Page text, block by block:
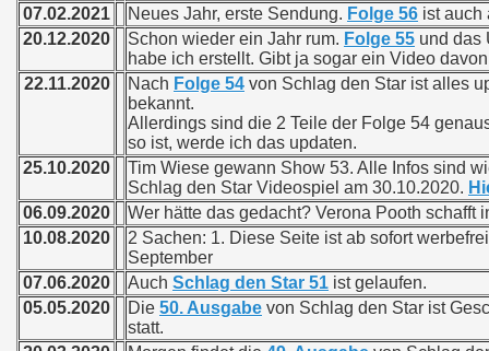
07.02.2021 Neues Jahr, erste Sendung. Folge 56 ist auch
20.12.2020
Schon wieder ein Jahr rum. Folge 55 und das
habe ich erstellt. Gibt ja sogar ein Video
22.11.2020
Nach Folge 54 von Schlag den Star ist alles
bekannt.
Allerdings sind die 2 Teile der Folge 54
so ist, werde ich das updaten.
25.10.2020
Tim Wiese gewann Show 53. Alle Infos sind
Schlag den Star Videospiel am 30.10.2020.
06.09.2020
Wer hätte das gedacht? Verona Pooth schafft
10.08.2020
2 Sachen: 1. Diese Seite ist ab sofort
September
07.06.2020
Auch Schlag den Star 51 ist gelaufen.
05.05.2020
Die 50. Ausgabe von Schlag den Star ist
statt.